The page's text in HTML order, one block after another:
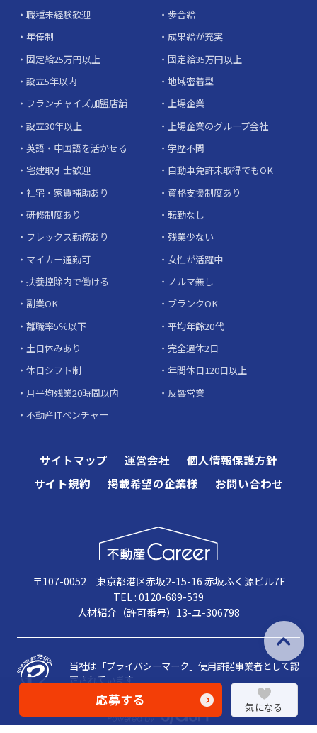
応募する 気になる
職種未経験歓迎
歩合給
年俸制
成果給が充実
固定給25万円以上
固定給35万円以上
設立5年以内
地域密着型
フランチャイズ加盟店舗
上場企業
設立30年以上
上場企業のグループ会社
英語・中国語を活かせる
学歴不問
宅建取引士歓迎
自動車免許未取得でもOK
社宅・家賃補助あり
資格支援制度あり
研修制度あり
転勤なし
フレックス勤務あり
残業少ない
マイカー通勤可
女性が活躍中
扶養控除内で働ける
ノルマ無し
副業OK
ブランクOK
離職率5％以下
平均年齢20代
土日休みあり
完全週休2日
休日シフト制
年間休日120日以上
月平均残業20時間以内
反響営業
不動産ITベンチャー
サイトマップ 運営会社
個人情報保護方針
サイト規約
掲載希望の企業様 お問い合わせ
〒107-0052 東京都港区赤坂2-15-16 赤坂ふく源ビル7F
TEL : 0120-689-539
人材紹介（許可番号）13-ユ-306798
当社は「プライバシーマーク」使用許諾事業者として認
定されています